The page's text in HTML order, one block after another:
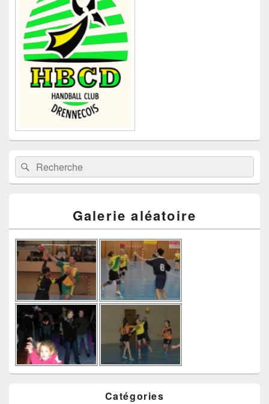
barre
latérale
Recherche :Rechercher
Galerie aléatoire
Catégories